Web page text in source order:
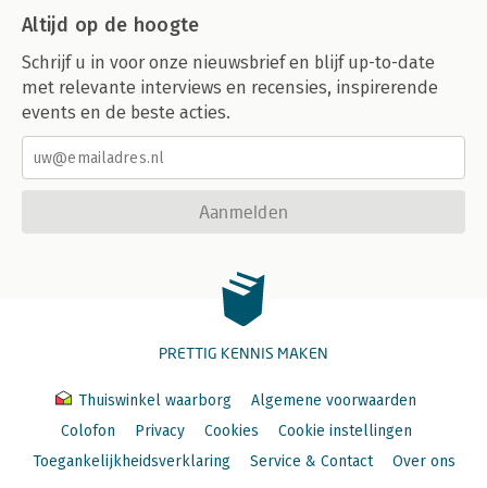
Altijd op de hoogte
Schrijf u in voor onze nieuwsbrief en blijf up-to-date
met relevante interviews en recensies, inspirerende
events en de beste acties.
Aanmelden
PRETTIG KENNIS MAKEN
Thuiswinkel waarborg
Algemene voorwaarden
Colofon
Privacy Cookies
Cookie instellingen
Toegankelijkheidsverklaring
Service & Contact Over ons